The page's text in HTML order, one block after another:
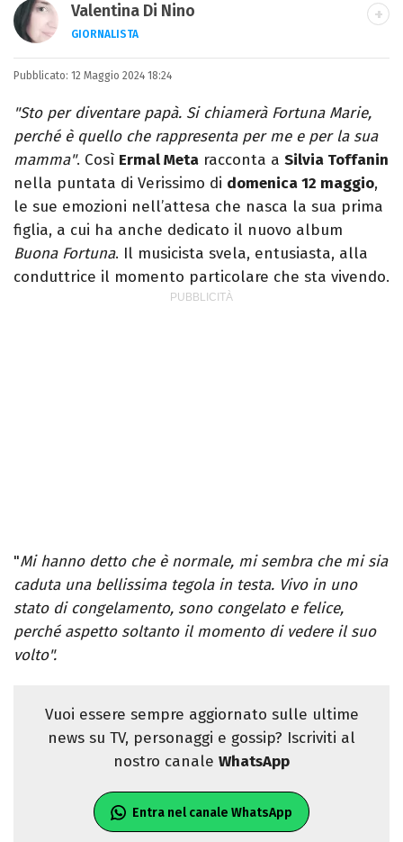
Valentina Di Nino
GIORNALISTA
LINKEDIN
INSTAGRAM FACEBOOK SITO
Romana, laurea in Scienze Politiche,
giornalista per caso. Ho scritto per
quotidiani, settimanali, siti e agenzie,
prevalentemente di cronaca e spettacoli.
Pubblicato: 12 Maggio 2024 18:24
"Sto per diventare papà. Si chiamerà Fortuna Marie,
perché è quello che rappresenta per me e per la sua
mamma". Così Ermal Meta racconta a Silvia Toffanin
nella puntata di Verissimo di domenica 12 maggio,
le sue emozioni nell’attesa che nasca la sua prima
figlia, a cui ha anche dedicato il nuovo album
Buona Fortuna. Il musicista svela, entusiasta, alla
conduttrice il momento particolare che sta vivendo.
"Mi hanno detto che è normale, mi sembra che mi sia
caduta una bellissima tegola in testa. Vivo in uno
stato di congelamento, sono congelato e felice,
perché aspetto soltanto il momento di vedere il suo
volto".
Vuoi essere sempre aggiornato sulle ultime
news su TV, personaggi e gossip? Iscriviti al
nostro canale WhatsApp
Entra nel canale WhatsApp